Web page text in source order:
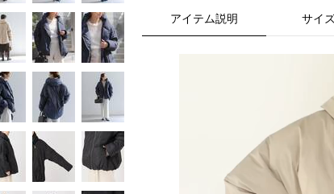
アイテム説明 サイ